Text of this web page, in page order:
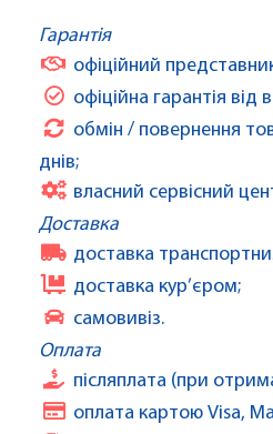
Гарантія
офіційний
офіційна гарантія від
обмін / повернення
днів;
власний сервісний
Доставка
доставка
доставка кур’єром;
самовивіз.
Оплата
післяплата (при
оплата картою Visa,